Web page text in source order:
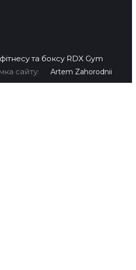
та боксу RDX Gym
сайту:
Artem Zahorodnii